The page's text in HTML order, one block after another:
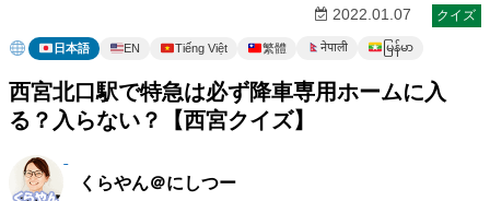
クイズ
2022.01.07
日本語 EN Tiếng Việt 繁體 नेपाली မြန်မာ
西宮北口駅で特急は必ず降車専用ホームに入
る？入らない？【西宮クイズ】
くらやん＠にしつー